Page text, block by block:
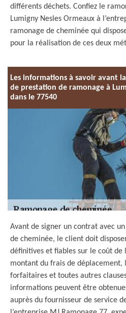
différents déchets. Confiez le
Lumigny Nesles Ormeaux à
ramonage de cheminée qui
pour la réalisation de ces deux
Les informations à savoir avant
de prestation de ramonage à
dans le 77540
Avant de signer un contrat avec
de cheminée, le client doit
définitives et fiables sur le coût
montant du frais de déplacement,
forfaitaires et toutes autres
informations peuvent être
auprès du fournisseur de service